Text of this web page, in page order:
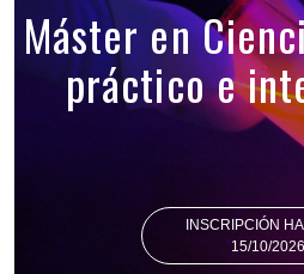
Máster en
práctico e
INSCRIPCIÓN
15/10/2026